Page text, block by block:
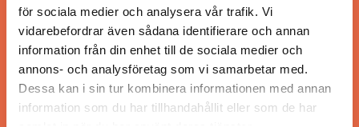
för sociala medier och analysera vår trafik. Vi
vidarebefordrar även sådana identifierare och annan
information från din enhet till de sociala medier och
annons- och analysföretag som vi samarbetar med.
Dessa kan i sin tur kombinera informationen med annan
information som du har tillhandahållit eller som de har
ANSVARIG UTGIVARE
Jonas Siljhammar
UPPHOVSRÄTT